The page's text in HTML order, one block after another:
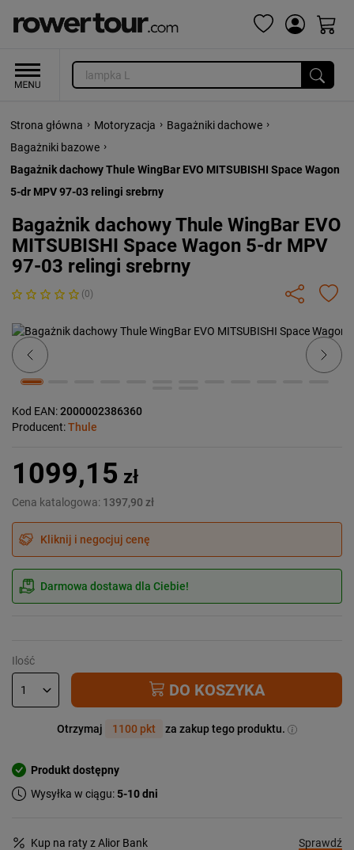
Strona główna › Motoryzacja › Bagażniki dachowe ›
Bagażniki bazowe ›
Bagażnik dachowy Thule WingBar EVO MITSUBISHI Space Wagon
5-dr MPV 97-03 relingi srebrny
Bagażnik dachowy Thule WingBar EVO
MITSUBISHI Space Wagon 5-dr MPV
97-03 relingi srebrny
(0)
Previous Next
Kod EAN:2000002386360
Producent:Thule
1099,15 zł
Cena katalogowa: 1397,90 zł
Kliknij i negocjuj cenę
Darmowa dostawa dla Ciebie!
Ilość
DO KOSZYKA
Otrzymaj 1100 pkt za zakup tego produktu.
Produkt dostępny
Wysyłka w ciągu:5-10 dni
Kup na raty z Alior Bank
Sprawdź